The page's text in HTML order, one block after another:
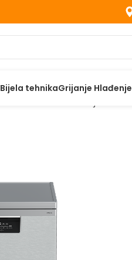
Bijela tehnikaGrijanje Hlađenje